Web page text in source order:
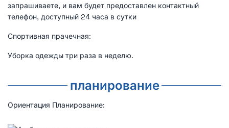
запрашиваете, и вам будет предоставлен контактный
телефон, доступный 24 часа в сутки
Спортивная прачечная:
Уборка одежды три раза в неделю.
планирование
Ориентация Планирование: